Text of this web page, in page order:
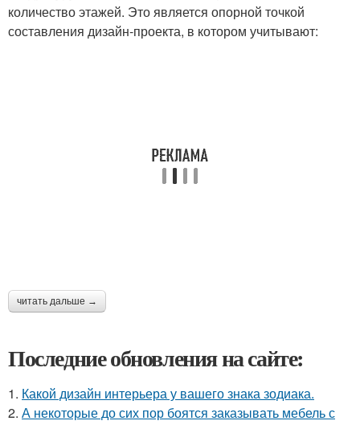
количество этажей. Это является опорной точкой
составления дизайн-проекта, в котором учитывают:
читать дальше →
Последние обновления на сайте:
1. Какой дизайн интерьера у вашего знака зодиака.
2. А некоторые до сих пор боятся заказывать мебель с